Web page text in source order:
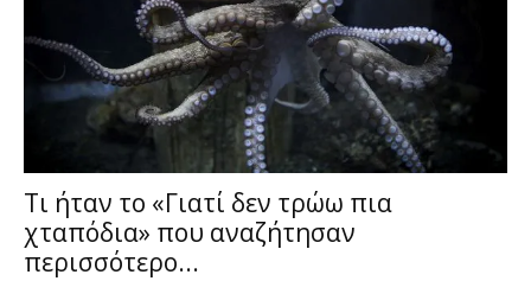
Τι ήταν το «Γιατί δεν τρώω πια
χταπόδια» που αναζήτησαν
περισσότερο...